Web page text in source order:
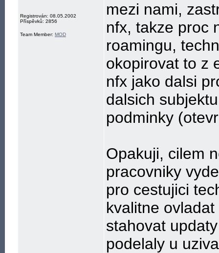
Registrován: 08.05.2002
Příspěvků: 2856
Team Member: MOD
mezi nami,
nfx, takze proc
roamingu,
okopirovat to z
nfx jako dalsi
dalsich
podminky
Opakuji, cilem
pracovniky
pro cestujici
kvalitne
stahovat
podelaly u